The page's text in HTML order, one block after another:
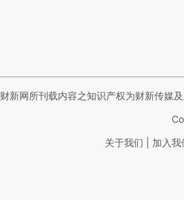
财新网所刊载内容之知识产权为财新传媒
关于我们 加入我